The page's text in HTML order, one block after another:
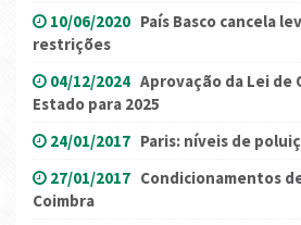
10/06/2020 País Basco cancela
restrições
04/12/2024 Aprovação da Lei de
Estado para 2025
24/01/2017 Paris: níveis de
27/01/2017 Condicionamentos
Coimbra